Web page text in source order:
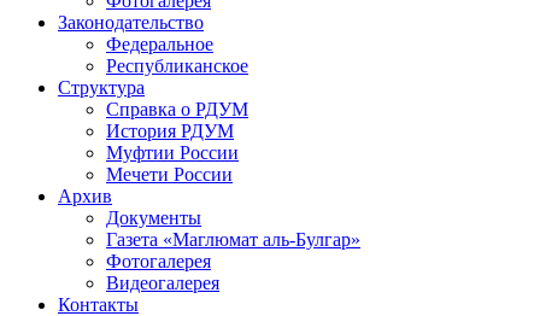
Законодательство
Федеральное
Республиканское
Структура
Справка о РДУМ
История РДУМ
Муфтии России
Мечети России
Архив
Документы
Газета «Маглюмат аль-Булгар»
Фотогалерея
Видеогалерея
Контакты